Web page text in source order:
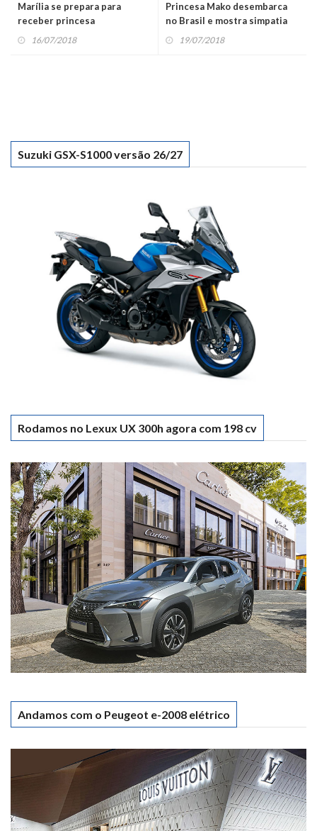
Marília se prepara para
receber princesa
16/07/2018
Princesa Mako desembarca
no Brasil e mostra simpatia
no Rio de Janeiro
19/07/2018
Suzuki GSX-S1000 versão 26/27
Rodamos no Lexux UX 300h agora com 198 cv
Andamos com o Peugeot e-2008 elétrico